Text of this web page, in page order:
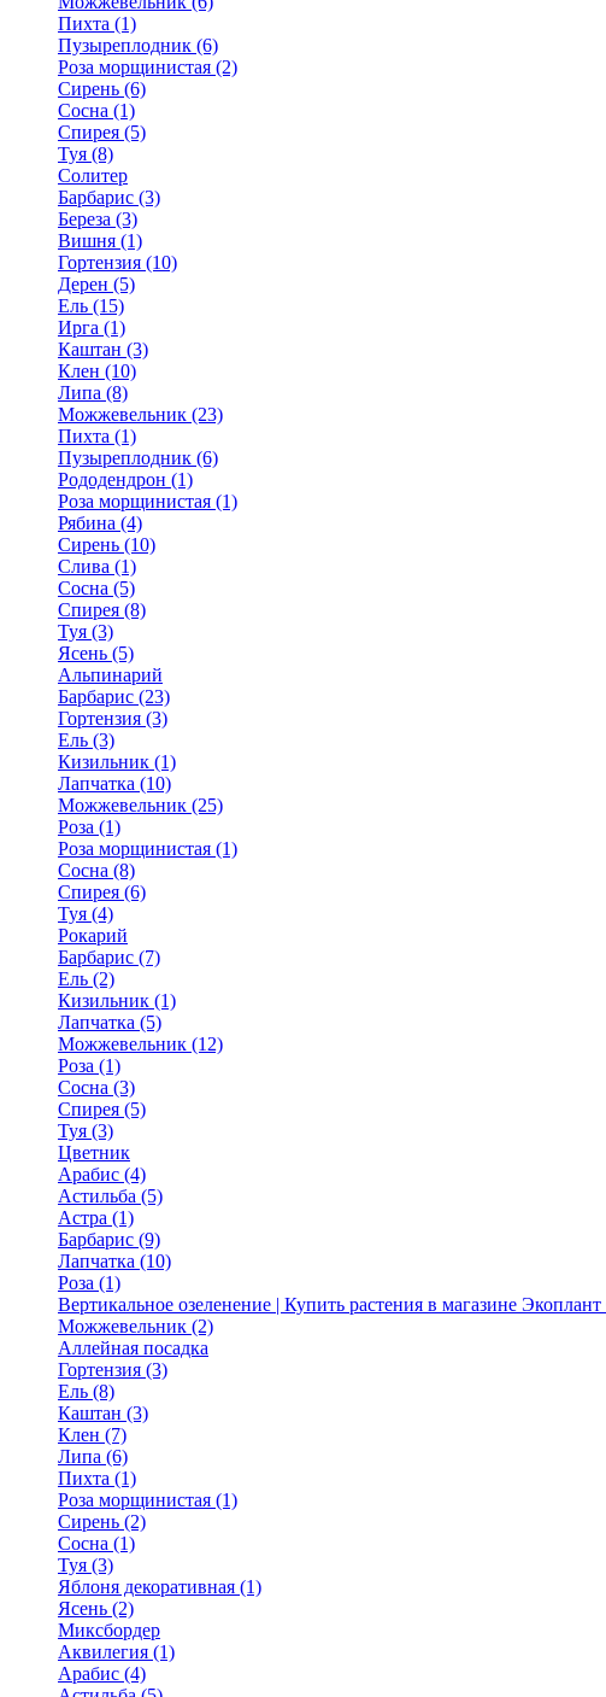
Пихта (1)
Пузыреплодник (6)
Роза морщинистая (2)
Сирень (6)
Сосна (1)
Спирея (5)
Туя (8)
Солитер
Барбарис (3)
Береза (3)
Вишня (1)
Гортензия (10)
Дерен (5)
Ель (15)
Ирга (1)
Каштан (3)
Клен (10)
Липа (8)
Можжевельник (23)
Пихта (1)
Пузыреплодник (6)
Рододендрон (1)
Роза морщинистая (1)
Рябина (4)
Сирень (10)
Слива (1)
Сосна (5)
Спирея (8)
Туя (3)
Ясень (5)
Альпинарий
Барбарис (23)
Гортензия (3)
Ель (3)
Кизильник (1)
Лапчатка (10)
Можжевельник (25)
Роза (1)
Роза морщинистая (1)
Сосна (8)
Спирея (6)
Туя (4)
Рокарий
Барбарис (7)
Ель (2)
Кизильник (1)
Лапчатка (5)
Можжевельник (12)
Роза (1)
Сосна (3)
Спирея (5)
Туя (3)
Цветник
Арабис (4)
Астильба (5)
Астра (1)
Барбарис (9)
Лапчатка (10)
Роза (1)
Вертикальное озеленение | Купить растения в магазине
Можжевельник (2)
Аллейная посадка
Гортензия (3)
Ель (8)
Каштан (3)
Клен (7)
Липа (6)
Пихта (1)
Роза морщинистая (1)
Сирень (2)
Сосна (1)
Туя (3)
Яблоня декоративная (1)
Ясень (2)
Миксбордер
Аквилегия (1)
Арабис (4)